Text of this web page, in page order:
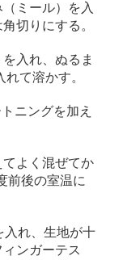
ミール）を入
切りにする。
入れ、ぬるま
て溶かす。
ニングを加え
てよく混ぜてか
前後の室温に
入れ、生地が十
ンガーテス